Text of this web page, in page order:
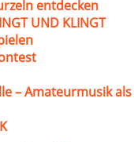
entdecken
UND KLINGT
– Amateurmusik als